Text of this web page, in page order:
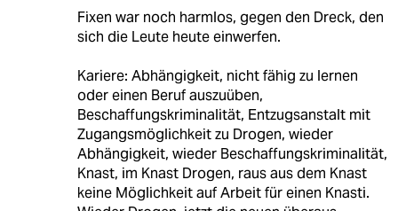
Fixen war noch harmlos, gegen den Dreck, den
sich die Leute heute einwerfen.
Kariere: Abhängigkeit, nicht fähig zu lernen
oder einen Beruf auszuüben,
Beschaffungskriminalität, Entzugsanstalt mit
Zugangsmöglichkeit zu Drogen, wieder
Abhängigkeit, wieder Beschaffungskriminalität,
Knast, im Knast Drogen, raus aus dem Knast
keine Möglichkeit auf Arbeit für einen Knasti.